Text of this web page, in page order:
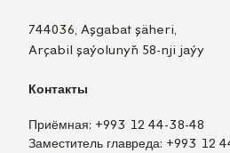
744036, Aşgabat şäheri,
Arçabil şaýolunyň 58-nji jaýy
Контакты
Приёмная: +993 12 44-38-48
Заместитель главреда: +993 12